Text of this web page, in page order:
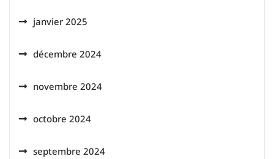
janvier 2025
décembre 2024
novembre 2024
octobre 2024
septembre 2024